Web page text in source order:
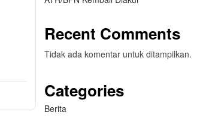
Recent Comments
Tidak ada komentar untuk ditampilkan.
Categories
Berita